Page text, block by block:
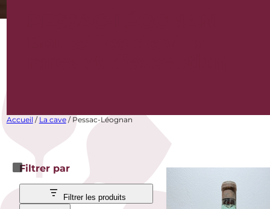
Accueil / La cave/ Pessac-Léognan
Filtrer par
Filtrer les produits